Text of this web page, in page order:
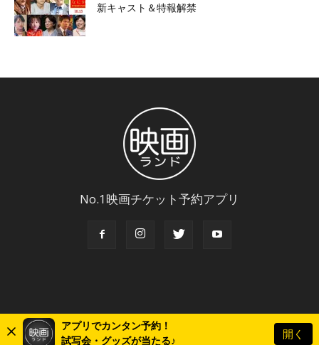
アプリでカンタン予約！
試写会・グッズが当たる♪
開く
新キャスト＆特報解禁
No.1映画チケット予約アプリ
© Copyright 2018 Eigaland, inc. All Rights Reserved.